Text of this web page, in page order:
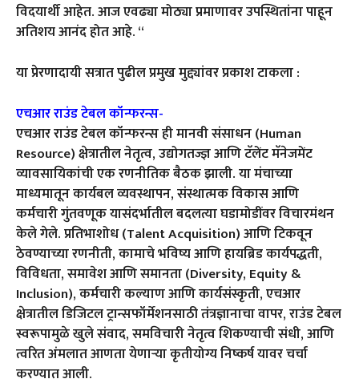
विदयार्थी आहेत. आज एवढ्या मोठ्या प्रमाणावर उपस्थितांना पाहून
अतिशय आनंद होत आहे. “
या प्रेरणादायी सत्रात पुढील प्रमुख मुद्द्यांवर प्रकाश टाकला :
एचआर राउंड टेबल कॉन्फरन्स-
एचआर राउंड टेबल कॉन्फरन्स ही मानवी संसाधन (Human
Resource) क्षेत्रातील नेतृत्व, उद्योगतज्ज्ञ आणि टॅलेंट मॅनेजमेंट
व्यावसायिकांची एक रणनीतिक बैठक झाली. या मंचाच्या
माध्यमातून कार्यबल व्यवस्थापन, संस्थात्मक विकास आणि
कर्मचारी गुंतवणूक यासंदर्भातील बदलत्या घडामोडींवर विचारमंथन
केले गेले. प्रतिभाशोध (Talent Acquisition) आणि टिकवून
ठेवण्याच्या रणनीती, कामाचे भविष्य आणि हायब्रिड कार्यपद्धती,
विविधता, समावेश आणि समानता (Diversity, Equity &
Inclusion), कर्मचारी कल्याण आणि कार्यसंस्कृती, एचआर
क्षेत्रातील डिजिटल ट्रान्सफॉर्मेशनसाठी तंत्रज्ञानाचा वापर, राउंड टेबल
स्वरूपामुळे खुले संवाद, समविचारी नेतृत्व शिकण्याची संधी, आणि
त्वरित अंमलात आणता येणाऱ्या कृतीयोग्य निष्कर्ष यावर चर्चा
करण्यात आली.